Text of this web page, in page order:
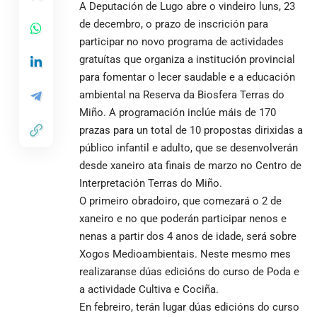
A Deputación de Lugo abre o vindeiro luns, 23
de decembro, o prazo de inscrición para
participar no novo programa de actividades
gratuítas que organiza a institución provincial
para fomentar o lecer saudable e a educación
ambiental na Reserva da Biosfera Terras do
Miño. A programación inclúe máis de 170
prazas para un total de 10 propostas dirixidas a
público infantil e adulto, que se desenvolverán
desde xaneiro ata finais de marzo no Centro de
Interpretación Terras do Miño.
O primeiro obradoiro, que comezará o 2 de
xaneiro e no que poderán participar nenos e
nenas a partir dos 4 anos de idade, será sobre
Xogos Medioambientais. Neste mesmo mes
realizaranse dúas edicións do curso de Poda e
a actividade Cultiva e Cociña.
En febreiro, terán lugar dúas edicións do curso